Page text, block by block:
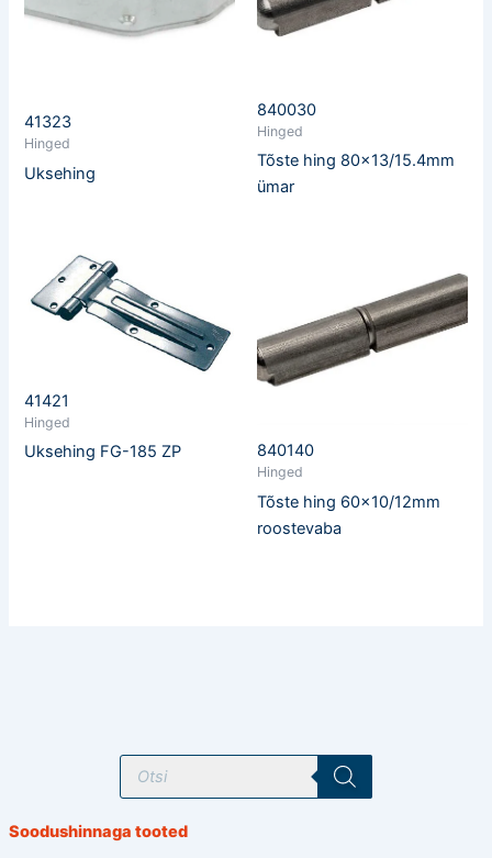
T
o
t
Soodushinnaga tooted
41323
Hinged
Uksehing
840030
Hinged
Tõste hing 80×13/15.4mm
ümar
41421
Hinged
Uksehing FG-185 ZP 840140
Hinged
Tõste hing 60×10/12mm
roostevaba